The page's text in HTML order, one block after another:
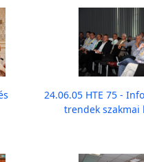
24.06.05 HTE 75 -
trendek szakmai